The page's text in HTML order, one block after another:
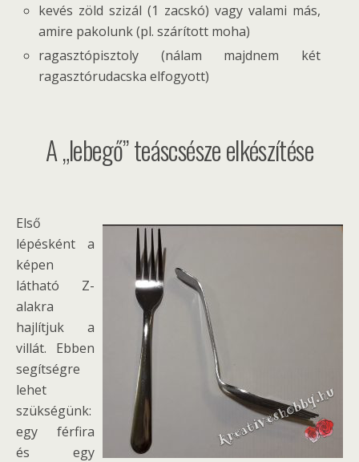
kevés zöld szizál (1 zacskó) vagy valami más,
amire pakolunk (pl. szárított moha)
ragasztópisztoly (nálam majdnem két
ragasztórudacska elfogyott)
A „lebegő” teáscsésze elkészítése
Első
lépésként a
képen
látható Z-
alakra
hajlítjuk a
villát. Ebben
segítségre
lehet
szükségünk:
egy férfira
és egy